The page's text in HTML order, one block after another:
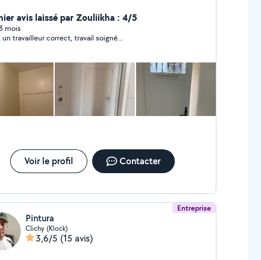
avis laissé par Zouliikha : 4/5
mois
un travailleur correct, travail soigné...
Voir le profil Contacter
Entreprise
Pintura
Clichy (Klock)
3,6/5 (15 avis)